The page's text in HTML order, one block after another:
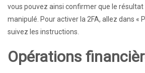
vous pouvez ainsi confirmer que le résultat
manipulé. Pour activer la 2FA, allez dans «
suivez les instructions.
Opérations